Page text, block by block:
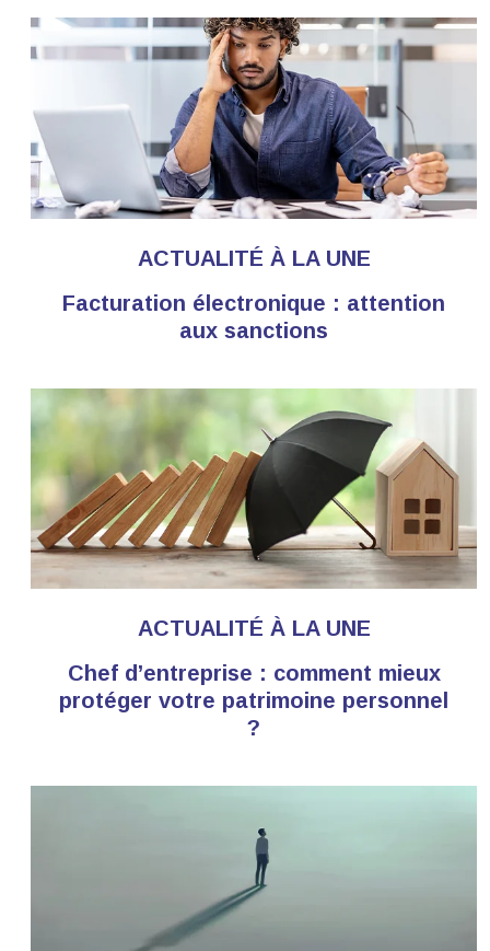
ACTUALITÉ À LA UNE
Facturation électronique : attention
aux sanctions
ACTUALITÉ À LA UNE
Chef d’entreprise : comment mieux
protéger votre patrimoine personnel
?